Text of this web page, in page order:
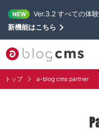
NEW
Ver.3.2 すべての体
新機能はこちら
トップ a-blog cms partner